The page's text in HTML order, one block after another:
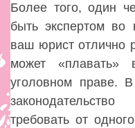
Более того, один
быть экспертом во
ваш юрист отлично
может «плавать»
уголовном праве.
требовать от